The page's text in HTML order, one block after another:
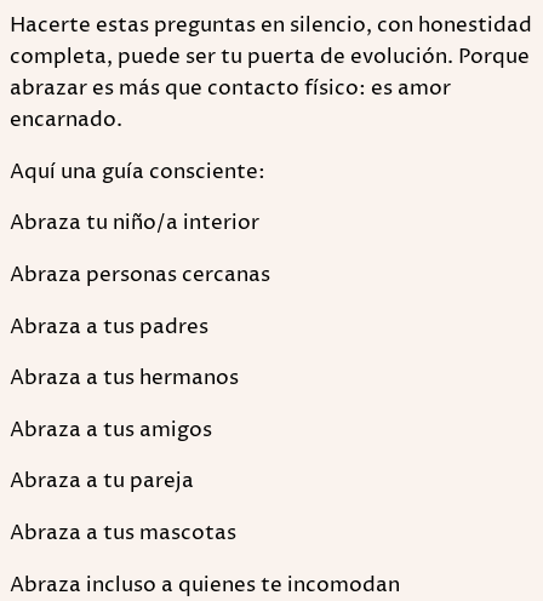
Hacerte estas preguntas en silencio, con honestidad
completa, puede ser tu puerta de evolución. Porque
abrazar es más que contacto físico: es amor
encarnado.
Aquí una guía consciente:
Abraza tu niño/a interior
Abraza personas cercanas
Abraza a tus padres
Abraza a tus hermanos
Abraza a tus amigos
Abraza a tu pareja
Abraza a tus mascotas
Abraza incluso a quienes te incomodan